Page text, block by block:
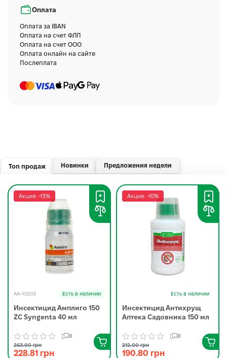
Оплата
Оплата за IBAN
Оплата на счет ФЛП
Оплата на счет ООО
Оплата онлайн на сайте
Послеплата
Топ продаж Новинки Предложения недели
Акция: -13%
AA-10203 Есть в наличии
Инсектицид Амплиго 150
ZC Syngenta 40 мл
0
263.00 грн
228.81 грн
Акция: -10%
Есть в наличии
Инсектицид Антихрущ
Аптека Садовника 150 мл
0
212.00 грн
190.80 грн